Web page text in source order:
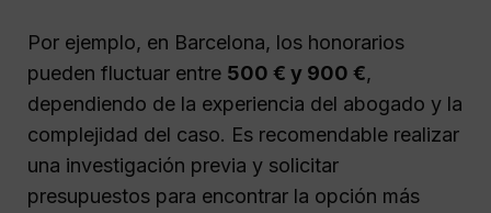
Por ejemplo, en Barcelona, los honorarios
pueden fluctuar entre 500 € y 900 €,
dependiendo de la experiencia del abogado y la
complejidad del caso. Es recomendable realizar
una investigación previa y solicitar
presupuestos para encontrar la opción más